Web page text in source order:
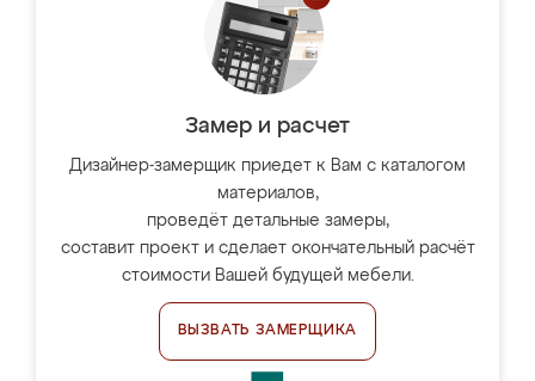
Замер и расчет
Дизайнер-замерщик приедет к Вам с каталогом
материалов,
проведёт детальные замеры,
составит проект и сделает окончательный расчёт
стоимости Вашей будущей мебели.
ВЫЗВАТЬ ЗАМЕРЩИКА